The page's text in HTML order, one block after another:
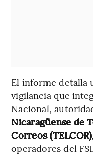
El informe detalla
vigilancia que
Nacional,
Nicaragüense de
Correos (TELCOR)
operadores del